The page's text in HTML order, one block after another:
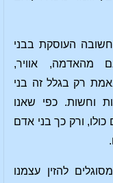
העוסקת בבני
מהאדמה, אוויר,
רק בגלל זה בני
וחשות. כפי שאנו
ורק כך בני אדם
להזין עצמנו